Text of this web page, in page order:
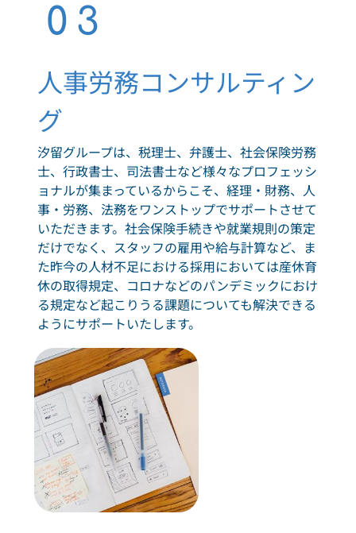
03
人事労務コンサルティン
グ
汐留グループは、税理士、弁護士、社会保険労務
士、行政書士、司法書士など様々なプロフェッシ
ョナルが集まっているからこそ、経理・財務、人
事・労務、法務をワンストップでサポートさせて
いただきます。社会保険手続きや就業規則の策定
だけでなく、スタッフの雇用や給与計算など、ま
た昨今の人材不足における採用においては産休育
休の取得規定、コロナなどのパンデミックにおけ
る規定など起こりうる課題についても解決できる
ようにサポートいたします。